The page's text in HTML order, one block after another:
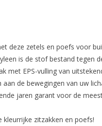
deze zetels en poefs voor
is de stof bestand tegen
met EPS-vulling van
de bewegingen van uw
jaren garant voor de
zitzakken en poefs!